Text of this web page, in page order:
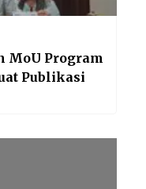
MoU Program
Publikasi